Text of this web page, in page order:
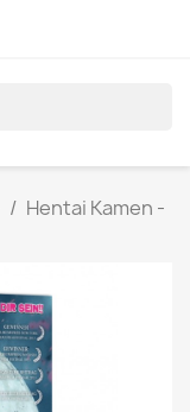
Hentai Kamen -